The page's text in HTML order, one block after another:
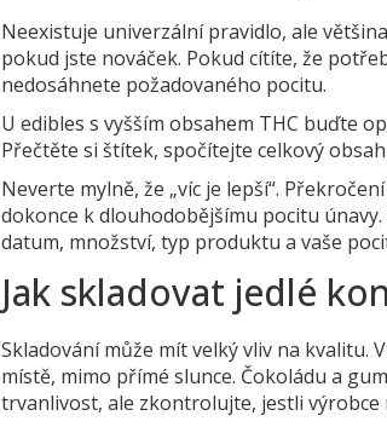
Neexistuje univerzální pravidlo, ale
pokud jste nováček. Pokud cítíte, že
nedosáhnete požadovaného pocitu.
U edibles s vyšším obsahem THC buďte
Přečtěte si štítek, spočítejte celkový
Neverte mylně, že „víc je lepší“.
dokonce k dlouhodobějšímu pocitu
datum, množství, typ produktu a vaše
Jak skladovat jedlé
Skladování může mít velký vliv na kvalitu.
místě, mimo přímé slunce. Čokoládu a
trvanlivost, ale zkontrolujte, jestli výrobce